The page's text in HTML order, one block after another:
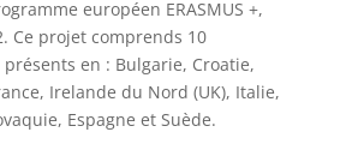
européen ERASMUS +,
Ce projet comprends 10
en : Bulgarie, Croatie,
Irelande du Nord (UK), Italie,
Espagne et Suède.